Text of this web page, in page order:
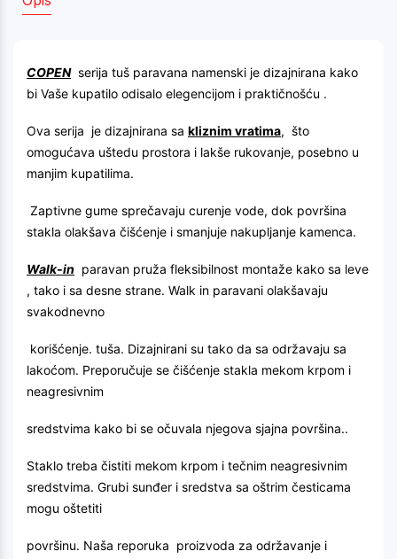
COPENserija tuš paravana namenski je dizajnirana kako
bi Vaše kupatilo odisalo elegencijom i praktičnošću .
Ova serija je dizajnirana sa kliznim vratima, što
omogućava uštedu prostora i lakše rukovanje, posebno u
manjim kupatilima.
Zaptivne gume sprečavaju curenje vode, dok površina
stakla olakšava čišćenje i smanjuje nakupljanje kamenca.
Walk-in paravan pruža fleksibilnost montaže kako sa leve
, tako i sa desne strane. Walk in paravani olakšavaju
svakodnevno
korišćenje. tuša. Dizajnirani su tako da sa održavaju sa
lakoćom. Preporučuje se čišćenje stakla mekom krpom i
neagresivnim
sredstvima kako bi se očuvala njegova sjajna površina..
Staklo treba čistiti mekom krpom i tečnim neagresivnim
sredstvima. Grubi sunđer i sredstva sa oštrim česticama
mogu oštetiti
površinu. Naša reporuka proizvoda za održavanje i